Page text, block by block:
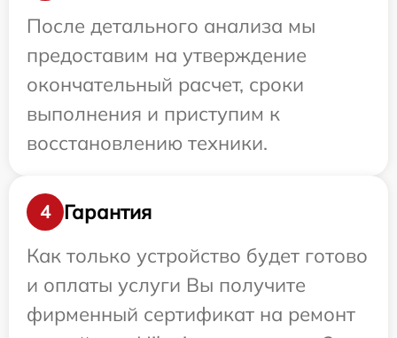
После детального анализа мы
предоставим на утверждение
окончательный расчет, сроки
выполнения и приступим к
восстановлению техники.
4
Гарантия
Как только устройство будет готово
и оплаты услуги Вы получите
фирменный сертификат на ремонт